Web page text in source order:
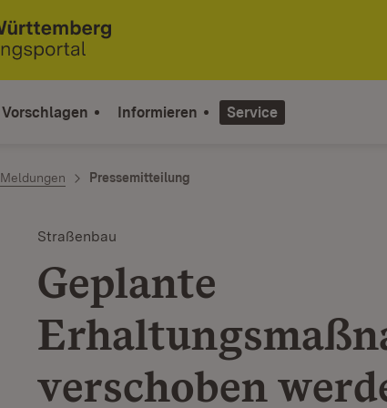
Vorschlagen Informieren Service
Meldungen Pressemitteilung
Straßenbau
Geplante
verschoben